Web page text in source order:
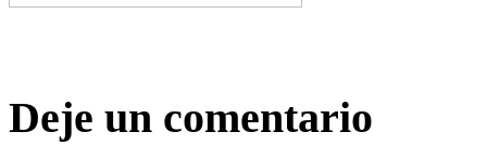
Deje un comentario